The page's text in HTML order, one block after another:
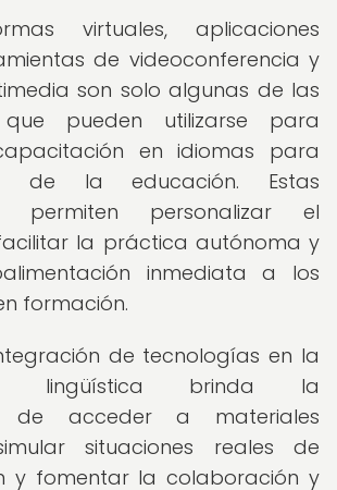
virtuales, aplicaciones
de videoconferencia y
son solo algunas de las
que pueden utilizarse para
en idiomas para
de la educación. Estas
permiten personalizar el
la práctica autónoma y
inmediata a los
formación.
de tecnologías en la
lingüística brinda la
de acceder a materiales
situaciones reales de
y fomentar la colaboración y